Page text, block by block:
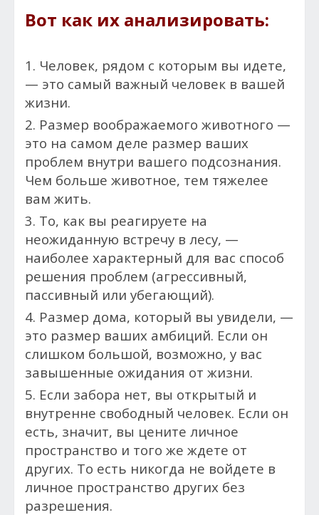
Вот как их анализировать:
1. Человек, рядом с которым вы идете,
— это самый важный человек в вашей
жизни.
2. Размер воображаемого животного —
это на самом деле размер ваших
проблем внутри вашего подсознания.
Чем больше животное, тем тяжелее
вам жить.
3. То, как вы реагируете на
неожиданную встречу в лесу, —
наиболее характерный для вас способ
решения проблем (агрессивный,
пассивный или убегающий).
4. Размер дома, который вы увидели, —
это размер ваших амбиций. Если он
слишком большой, возможно, у вас
завышенные ожидания от жизни.
5. Если забора нет, вы открытый и
внутренне свободный человек. Если он
есть, значит, вы цените личное
пространство и того же ждете от
других. То есть никогда не войдете в
личное пространство других без
разрешения.